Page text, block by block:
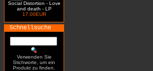
Social Distortion - Love
and death - LP
17.00EUR
Schnellsuche
Verwenden Sie
Stichworte, um ein
Produkt zu finden.